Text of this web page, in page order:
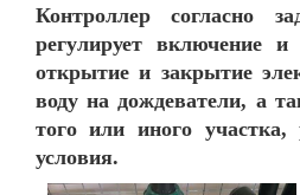
Контроллер согласно
регулирует включение и
открытие и закрытие
воду на дождеватели, а
того или иного участка,
условия.